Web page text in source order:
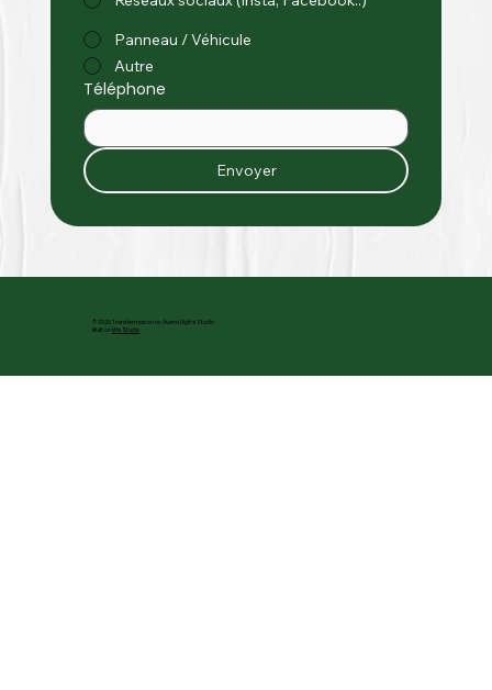
Panneau / Véhicule
Autre
Téléphone
Envoyer
© 2026 Transformaison by Avena Digital Studio
Built onWix Studio